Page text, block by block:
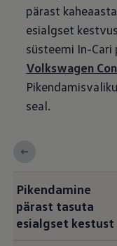
pärast
esialgset
süsteemi In-Cari
Volkswagen
seal.
Pikendamine
pärast tasuta
esialgset kestust